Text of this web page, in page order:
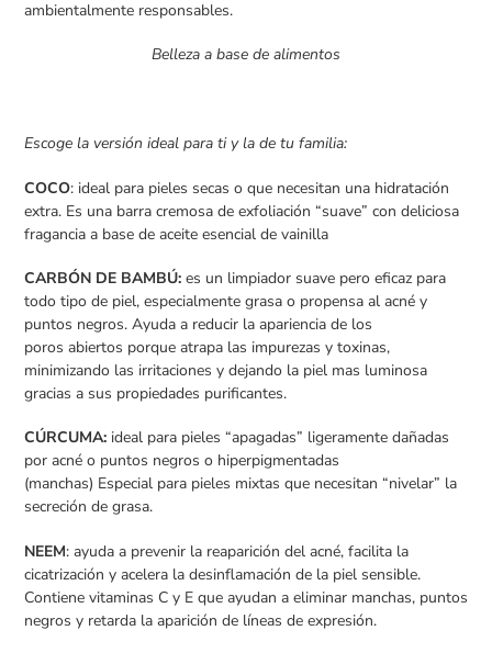
ambientalmente responsables.
Belleza a base de alimentos
Escoge la versión ideal para ti y la de tu familia:
COCO: ideal para pieles secas o que necesitan una hidratación
extra. Es una barra cremosa de exfoliación “suave” con deliciosa
fragancia a base de aceite esencial de vainilla
CARBÓN DE BAMBÚ: es un limpiador suave pero eficaz para
todo tipo de piel, especialmente grasa o propensa al acné y
puntos negros. Ayuda a reducir la apariencia de los
poros abiertos porque atrapa las impurezas y toxinas,
minimizando las irritaciones y dejando la piel mas luminosa
gracias a sus propiedades purificantes.
CÚRCUMA: ideal para pieles “apagadas” ligeramente dañadas
por acné o puntos negros o hiperpigmentadas
(manchas) Especial para pieles mixtas que necesitan “nivelar” la
secreción de grasa.
NEEM: ayuda a prevenir la reaparición del acné, facilita la
cicatrización y acelera la desinflamación de la piel sensible.
Contiene vitaminas C y E que ayudan a eliminar manchas, puntos
negros y retarda la aparición de líneas de expresión.